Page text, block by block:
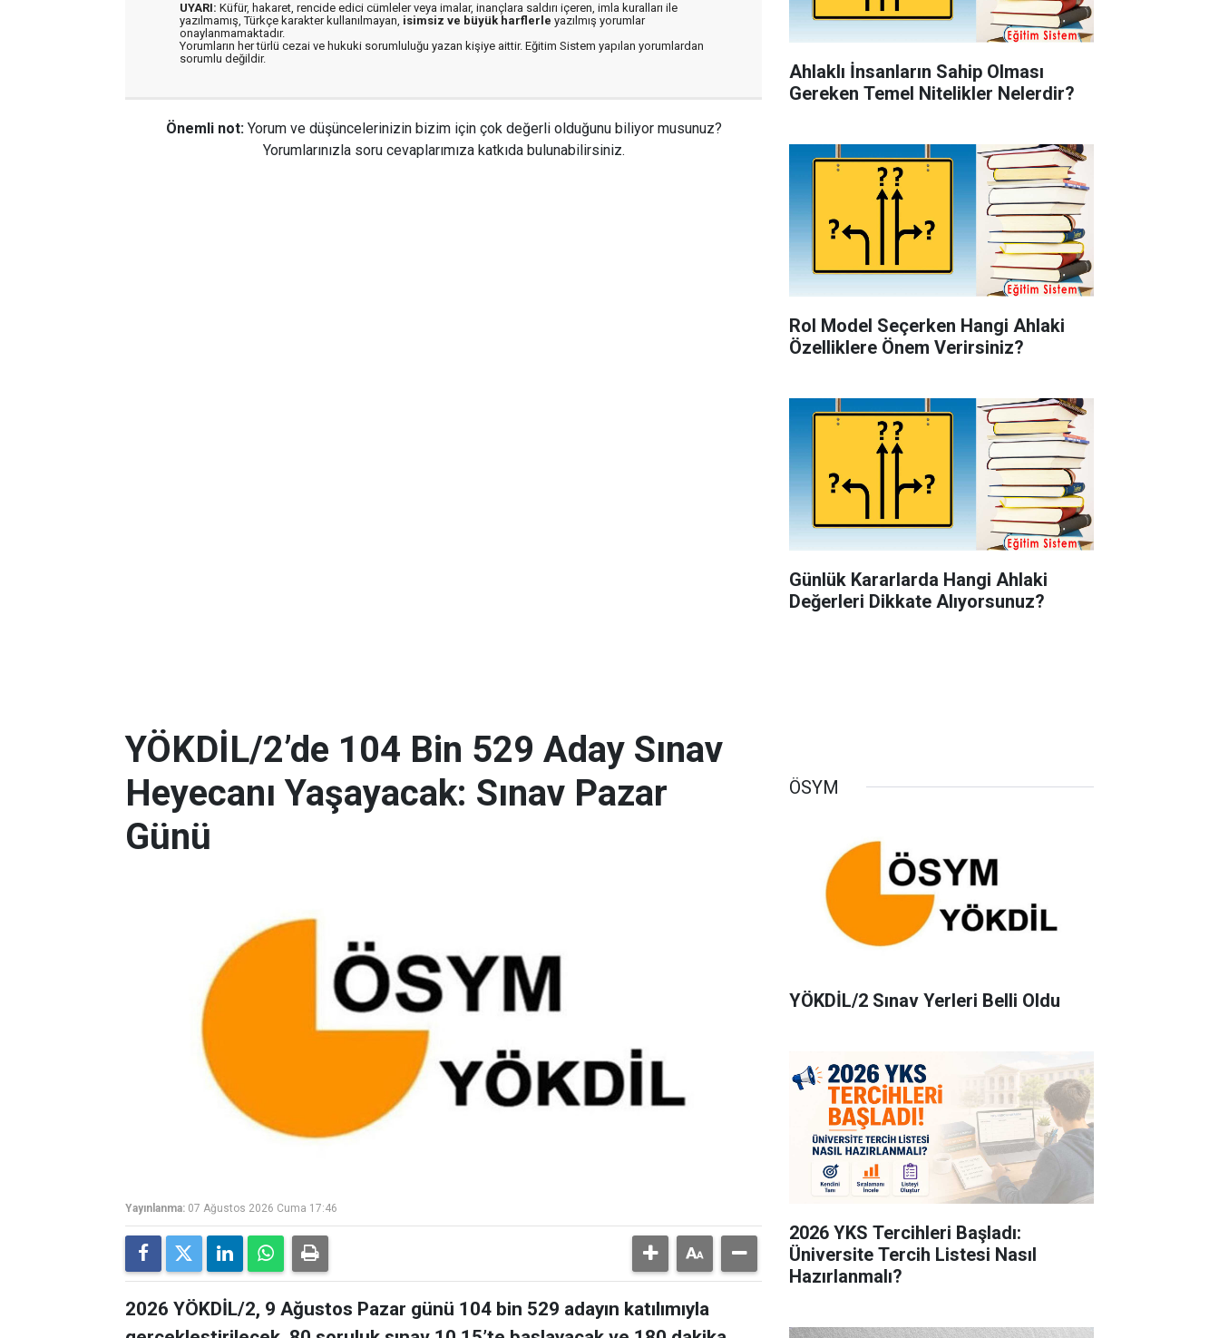
UYARI: Küfür, hakaret, rencide edici cümleler veya imalar, inançlara saldırı içeren, imla kuralları ile
yazılmamış, Türkçe karakter kullanılmayan, isimsiz ve büyük harflerle yazılmış yorumlar
onaylanmamaktadır.
Yorumların her türlü cezai ve hukuki sorumluluğu yazan kişiye aittir. Eğitim Sistem yapılan yorumlardan
sorumlu değildir.
Önemli not: Yorum ve düşüncelerinizin bizim için çok değerli olduğunu biliyor musunuz?
Yorumlarınızla soru cevaplarımıza katkıda bulunabilirsiniz.
Ahlaklı İnsanların Sahip Olması
Gereken Temel Nitelikler Nelerdir?
Rol Model Seçerken Hangi Ahlaki
Özelliklere Önem Verirsiniz?
Günlük Kararlarda Hangi Ahlaki
Değerleri Dikkate Alıyorsunuz?
YÖKDİL/2’de 104 Bin 529 Aday Sınav
Heyecanı Yaşayacak: Sınav Pazar
Günü
Yayınlanma: 07 Ağustos 2026 Cuma 17:46
2026 YÖKDİL/2, 9 Ağustos Pazar günü 104 bin 529 adayın katılımıyla
ÖSYM
YÖKDİL/2 Sınav Yerleri Belli Oldu
2026 YKS Tercihleri Başladı:
Üniversite Tercih Listesi Nasıl
Hazırlanmalı?